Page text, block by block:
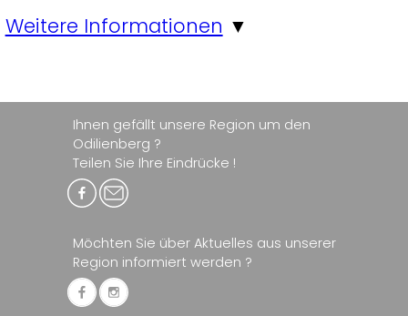
Weitere Informationen ▼
Ihnen gefällt unsere Region um den
Odilienberg ?
Teilen Sie Ihre Eindrücke !
Möchten Sie über Aktuelles aus unserer
Region informiert werden ?